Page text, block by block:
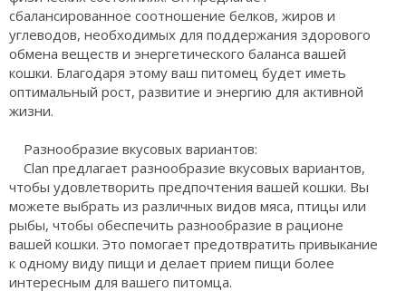
сбалансированное соотношение белков, жиров и
углеводов, необходимых для поддержания здорового
обмена веществ и энергетического баланса вашей
кошки. Благодаря этому ваш питомец будет иметь
оптимальный рост, развитие и энергию для активной
жизни.
Разнообразие вкусовых вариантов:
Clan предлагает разнообразие вкусовых вариантов,
чтобы удовлетворить предпочтения вашей кошки. Вы
можете выбрать из различных видов мяса, птицы или
рыбы, чтобы обеспечить разнообразие в рационе
вашей кошки. Это помогает предотвратить привыкание
к одному виду пищи и делает прием пищи более
интересным для вашего питомца.